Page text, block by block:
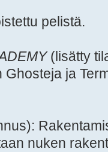
pelistä.
(lisätty
ja
nuken